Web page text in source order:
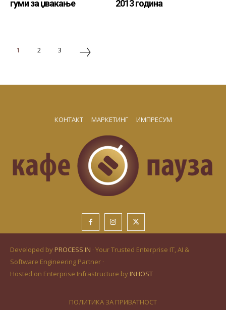
гуми за џвакање
2013 година
1 2 3
КОНТАКТ МАРКЕТИНГ ИМПРЕСУМ
Developed by PROCESS IN · Your Trusted Enterprise IT, AI &
Software Engineering Partner ·
Hosted on Enterprise Infrastructure by INHOST
ПОЛИТИКА ЗА ПРИВАТНОСТ